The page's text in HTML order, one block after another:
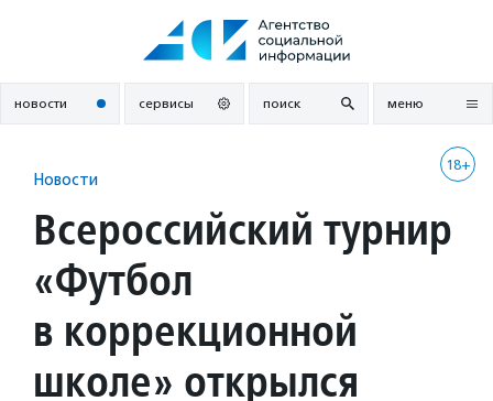
новости сервисы поиск меню
18+
Новости
Всероссийский турнир
«Футбол
в коррекционной
школе» открылся